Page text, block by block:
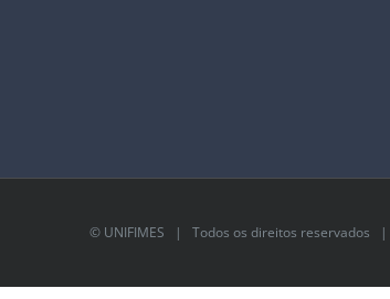
© UNIFIMES | Todos os direitos reservados |